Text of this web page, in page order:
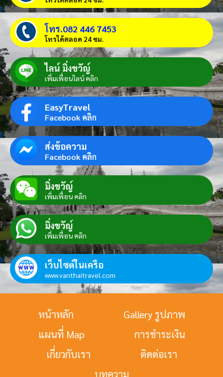
โทร.082 446 7453
โทรได้ตลอด 24 ชม.
ไลน์ มิ่งขวัญ์
เพิ่มเพื่อนไลน์ คลิก
EasyTravel
Facebook คลิก
ส่งข้อความ
Facebook คลิก
มิ่งขวัญ์
เพิ่มเพื่อน คลิก
มิ่งขวัญ์
เพิ่มเพื่อน คลิก
เว็บไซต์ในเครือ
www.vanthaitravel.com
หน้าหลัก
Gallery รูปภาพ
แผนที่ Map
การชำระเงิน
เกี่ยวกับเรา
ติดต่อเรา
บทความ